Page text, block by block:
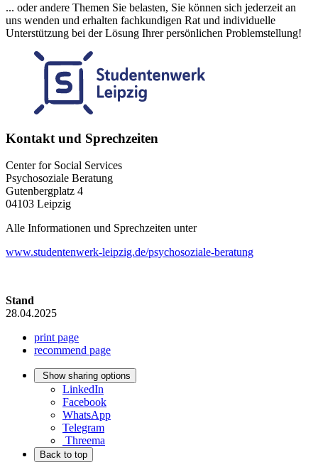
... oder andere Themen Sie belasten, Sie können sich jederzeit an
uns wenden und erhalten fachkundigen Rat und individuelle
Unterstützung bei der Lösung Ihrer persönlichen Problemstellung!
Kontakt und Sprechzeiten
Center for Social Services
Psychosoziale Beratung
Gutenbergplatz 4
04103 Leipzig
Alle Informationen und Sprechzeiten unter
www.studentenwerk-leipzig.de/psychosoziale-beratung
Stand
28.04.2025
print page
recommend page
Show sharing options
LinkedIn
Facebook
WhatsApp
Telegram
Threema
Back to top